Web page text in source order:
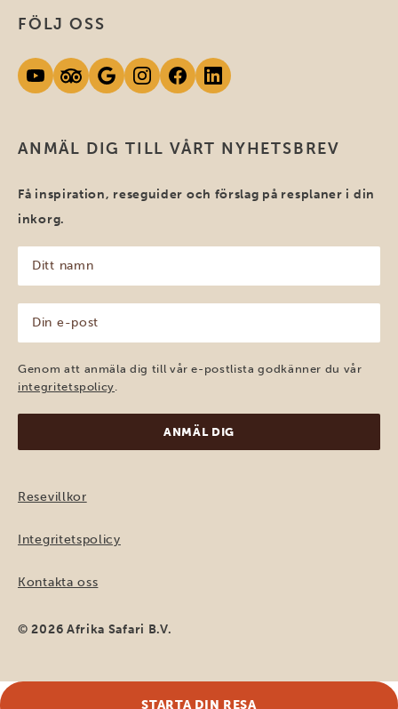
ANMÄL DIG TILL VÅRT NYHETSBREV
Få inspiration, reseguider och förslag på resplaner i din
inkorg.
namn
(Obligatoriskt)
post
(Obligatoriskt)
Genom att anmäla dig till vår e-postlista godkänner du vår
integritetspolicy.
FÖLJ OSS
Resevillkor
Integritetspolicy
Kontakta oss
© 2026 Afrika Safari B.V.
STARTA DIN RESA